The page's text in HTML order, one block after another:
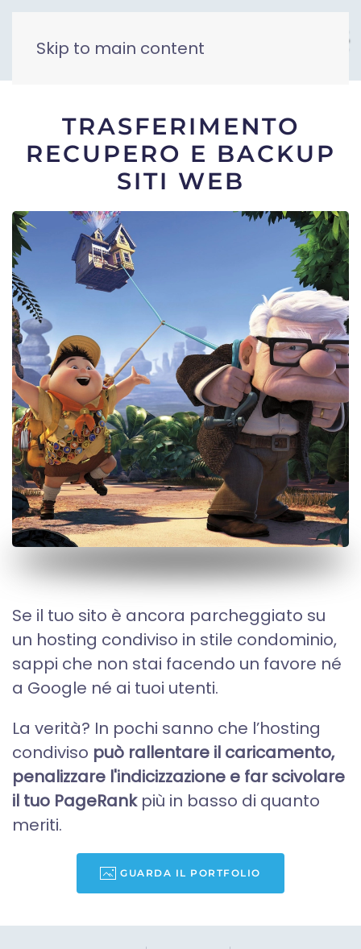
Skip to main content
TRASFERIMENTO
RECUPERO E BACKUP
SITI WEB
Se il tuo sito è ancora parcheggiato su
un hosting condiviso in stile condominio,
sappi che non stai facendo un favore né
a Google né ai tuoi utenti.
La verità? In pochi sanno che l’hosting
condiviso può rallentare il caricamento,
penalizzare l'indicizzazione e far scivolare
il tuo PageRank più in basso di quanto
meriti.
GUARDA IL PORTFOLIO